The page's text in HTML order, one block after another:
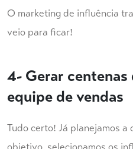
O marketing de influência
veio para ficar!
4- Gerar centenas
equipe de vendas
Tudo certo! Já planejamos a